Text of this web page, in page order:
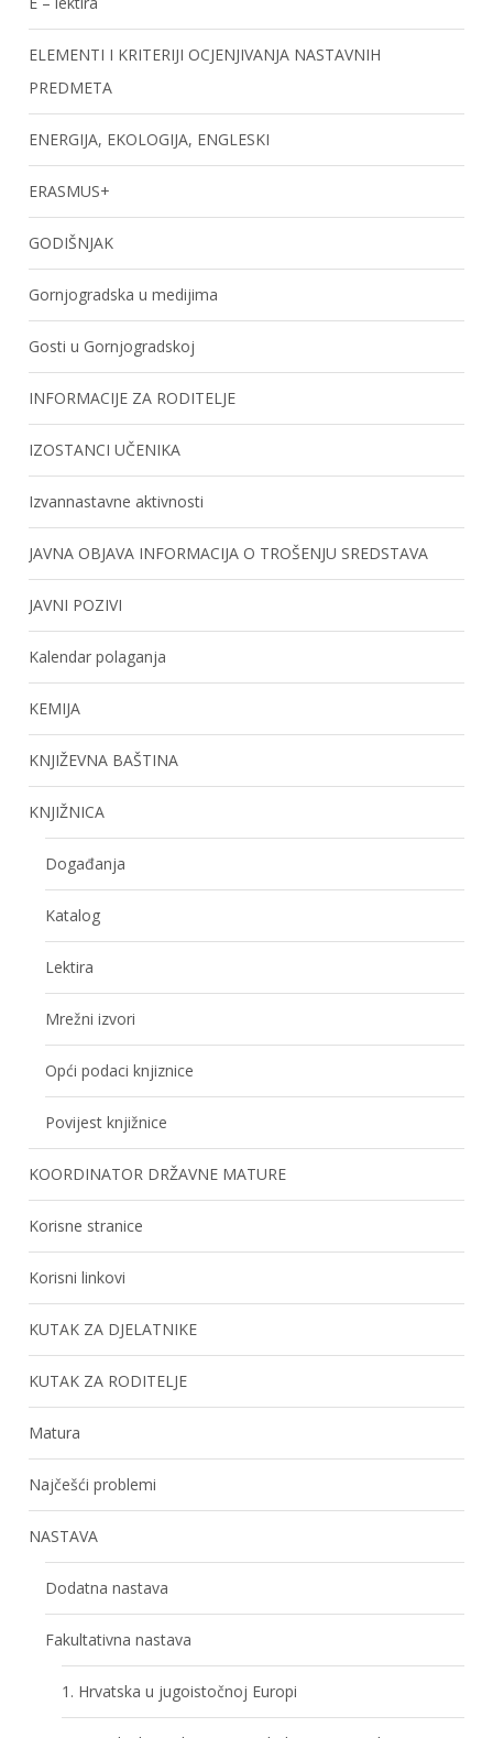
ELEMENTI I KRITERIJI OCJENJIVANJA NASTAVNIH
PREDMETA
ENERGIJA, EKOLOGIJA, ENGLESKI
ERASMUS+
GODIŠNJAK
Gornjogradska u medijima
Gosti u Gornjogradskoj
INFORMACIJE ZA RODITELJE
IZOSTANCI UČENIKA
Izvannastavne aktivnosti
JAVNA OBJAVA INFORMACIJA O TROŠENJU SREDSTAVA
JAVNI POZIVI
Kalendar polaganja
KEMIJA
KNJIŽEVNA BAŠTINA
KNJIŽNICA
Događanja
Katalog
Lektira
Mrežni izvori
Opći podaci knjiznice
Povijest knjižnice
KOORDINATOR DRŽAVNE MATURE
Korisne stranice
Korisni linkovi
KUTAK ZA DJELATNIKE
KUTAK ZA RODITELJE
Matura
Najčešći problemi
NASTAVA
Dodatna nastava
Fakultativna nastava
1. Hrvatska u jugoistočnoj Europi